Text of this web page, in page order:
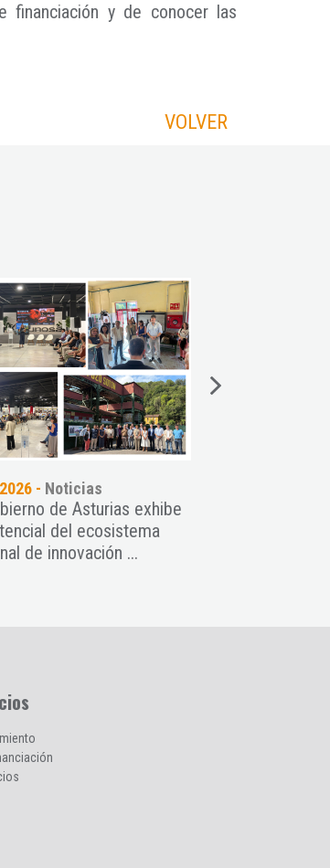
financiación y de conocer las
VOLVER
-Noticias
de Asturias exhibe
del ecosistema
de innovación ...